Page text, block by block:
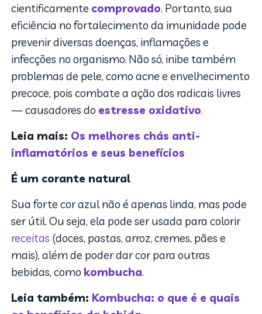
cientificamente comprovado. Portanto, sua
eficiência no fortalecimento da imunidade pode
prevenir diversas doenças, inflamações e
infecções no organismo. Não só, inibe também
problemas de pele, como acne e envelhecimento
precoce, pois combate a ação dos radicais livres
— causadores do estresse oxidativo.
Leia mais: Os melhores chás anti-
inflamatórios e seus benefícios
É um corante natural
Sua forte cor azul não é apenas linda, mas pode
ser útil. Ou seja, ela pode ser usada para colorir
receitas (doces, pastas, arroz, cremes, pães e
mais), além de poder dar cor para outras
bebidas, como kombucha.
Leia também: Kombucha: o que é e quais